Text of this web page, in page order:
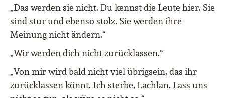
„Das werden sie nicht. Du kennst die Leute hier. Sie
sind stur und ebenso stolz. Sie werden ihre
Meinung nicht ändern.“
„Wir werden dich nicht zurücklassen.“
„Von mir wird bald nicht viel übrigsein, das ihr
zurücklassen könnt. Ich sterbe, Lachlan. Lass uns